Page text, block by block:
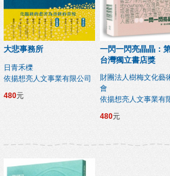
大悲事務所
日青禾櫟
依揚想亮人文事業有限公司
480元
一閃一閃亮晶晶：
台灣獨立書店獎
財團法人樹梅文化藝
會
依揚想亮人文事業有
480元